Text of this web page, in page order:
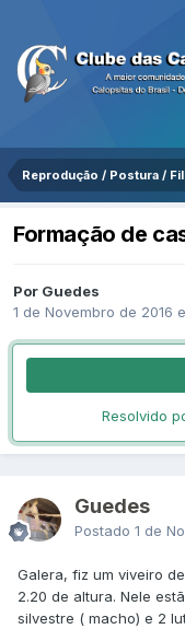
Reprodução / Postura /
Formação de
Por Guedes
1 de Novembro de 2016
Resolvido
Guedes
Postado 1 de
Galera, fiz um viveiro
2.20 de altura. Nele
silvestre ( macho) e 2